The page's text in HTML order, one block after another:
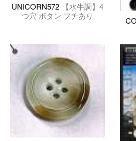
UNICORN572
【水牛調】4
つ穴 ボタン フチあり